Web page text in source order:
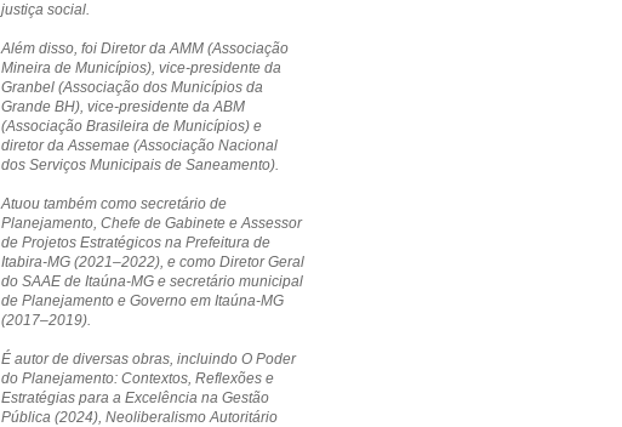
justiça social.
Além disso, foi Diretor da AMM (Associação
Mineira de Municípios), vice-presidente da
Granbel (Associação dos Municípios da
Grande BH), vice-presidente da ABM
(Associação Brasileira de Municípios) e
diretor da Assemae (Associação Nacional
dos Serviços Municipais de Saneamento).
Atuou também como secretário de
Planejamento, Chefe de Gabinete e Assessor
de Projetos Estratégicos na Prefeitura de
Itabira-MG (2021–2022), e como Diretor Geral
do SAAE de Itaúna-MG e secretário municipal
de Planejamento e Governo em Itaúna-MG
(2017–2019).
É autor de diversas obras, incluindo O Poder
do Planejamento: Contextos, Reflexões e
Estratégias para a Excelência na Gestão
Pública (2024), Neoliberalismo Autoritário